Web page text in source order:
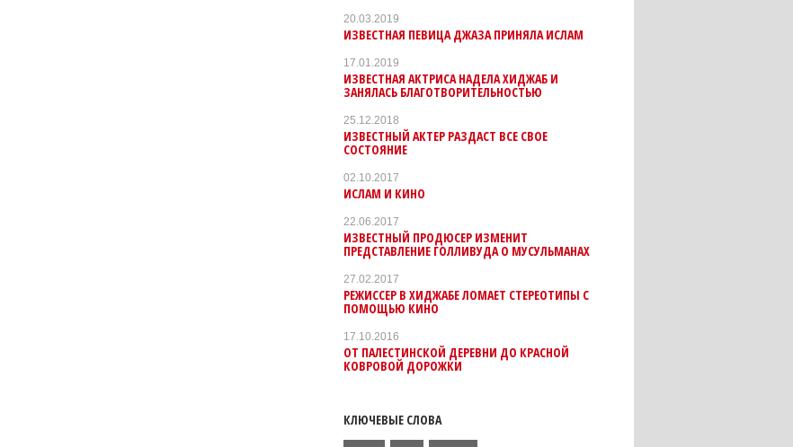
20.03.2019
ИЗВЕСТНАЯ ПЕВИЦА ДЖАЗА ПРИНЯЛА ИСЛАМ
17.01.2019
ИЗВЕСТНАЯ АКТРИСА НАДЕЛА ХИДЖАБ И
ЗАНЯЛАСЬ БЛАГОТВОРИТЕЛЬНОСТЬЮ
25.12.2018
ИЗВЕСТНЫЙ АКТЕР РАЗДАСТ ВСЕ СВОЕ
СОСТОЯНИЕ
02.10.2017
ИСЛАМ И КИНО
22.06.2017
ИЗВЕСТНЫЙ ПРОДЮСЕР ИЗМЕНИТ
ПРЕДСТАВЛЕНИЕ ГОЛЛИВУДА О МУСУЛЬМАНАХ
27.02.2017
РЕЖИССЕР В ХИДЖАБЕ ЛОМАЕТ СТЕРЕОТИПЫ С
ПОМОЩЬЮ КИНО
17.10.2016
ОТ ПАЛЕСТИНСКОЙ ДЕРЕВНИ ДО КРАСНОЙ
КОВРОВОЙ ДОРОЖКИ
КЛЮЧЕВЫЕ СЛОВА